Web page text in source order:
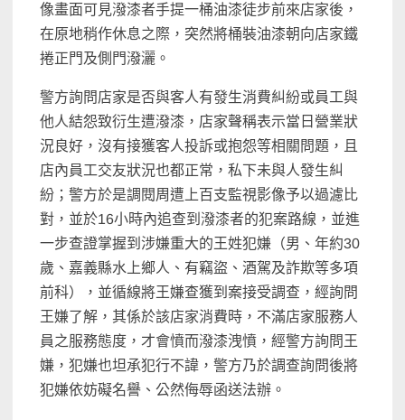
像畫面可見潑漆者手提一桶油漆徒步前來店家後，
在原地稍作休息之際，突然將桶裝油漆朝向店家鐵
捲正門及側門潑灑。
警方詢問店家是否與客人有發生消費糾紛或員工與
他人結怨致衍生遭潑漆，店家聲稱表示當日營業狀
況良好，沒有接獲客人投訴或抱怨等相關問題，且
店內員工交友狀況也都正常，私下未與人發生糾
紛；警方於是調閱周遭上百支監視影像予以過濾比
對，並於16小時內追查到潑漆者的犯案路線，並進
一步查證掌握到涉嫌重大的王姓犯嫌（男、年約30
歲、嘉義縣水上鄉人、有竊盜、酒駕及詐欺等多項
前科），並循線將王嫌查獲到案接受調查，經詢問
王嫌了解，其係於該店家消費時，不滿店家服務人
員之服務態度，才會憤而潑漆洩憤，經警方詢問王
嫌，犯嫌也坦承犯行不諱，警方乃於調查詢問後將
犯嫌依妨礙名譽、公然侮辱函送法辦。